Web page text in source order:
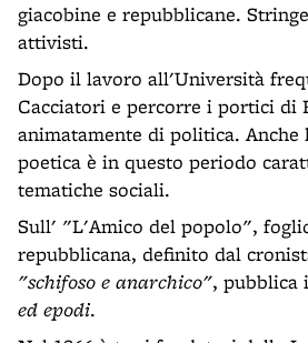
giacobine e repubblicane.
attivisti.
Dopo il lavoro all'Università
Cacciatori e percorre i portici di
animatamente di politica. Anche
poetica è in questo periodo
tematiche sociali.
Sull' "L'Amico del popolo",
repubblicana, definito dal
"schifoso e anarchico", pubblica
ed epodi.